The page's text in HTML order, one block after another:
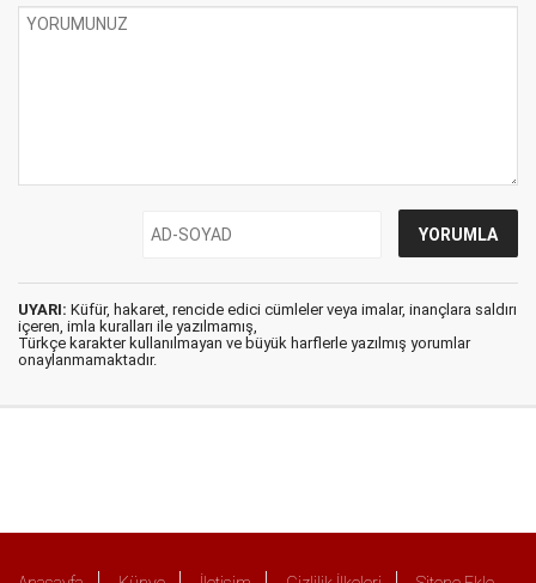
UYARI: Küfür, hakaret, rencide edici cümleler veya imalar, inançlara saldırı
içeren, imla kuralları ile yazılmamış,
Türkçe karakter kullanılmayan ve büyük harflerle yazılmış yorumlar
onaylanmamaktadır.